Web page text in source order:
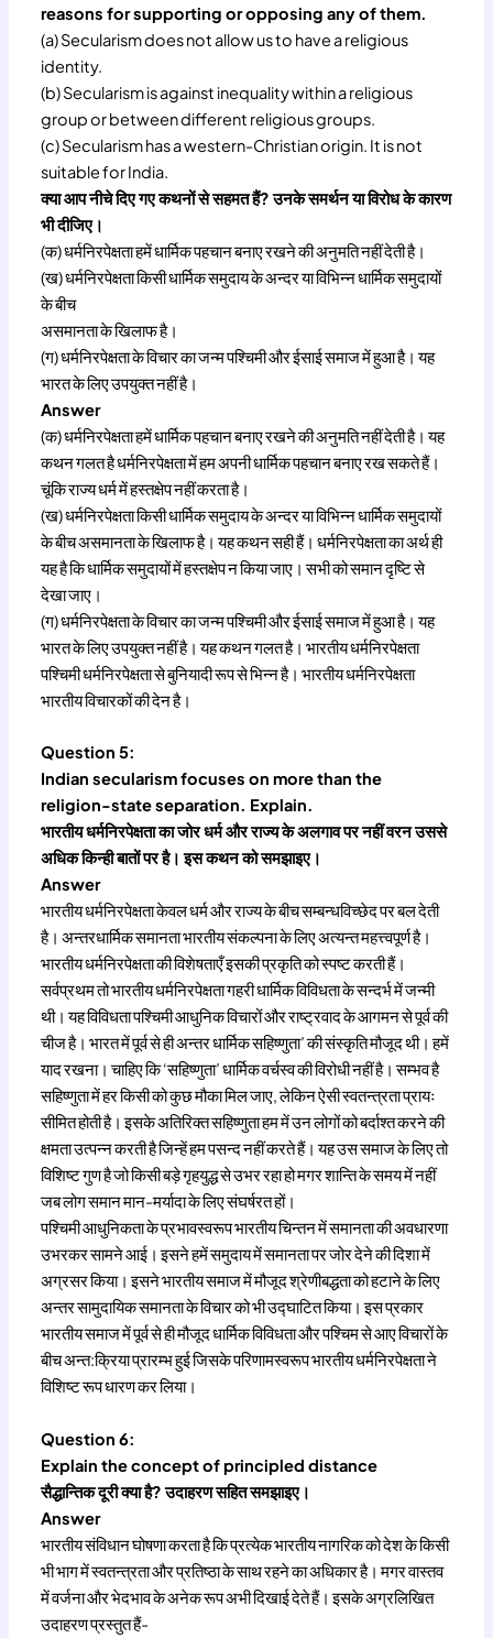
reasons for supporting or opposing any of them.
(a) Secularism does not allow us to have a religious
identity.
(b) Secularism is against inequality within a religious
group or between different religious groups.
(c) Secularism has a western-Christian origin. It is not
suitable for India.
क्या आप नीचे दिए गए कथनों से सहमत हैं? उनके समर्थन या विरोध के कारण
भी दीजिए।
(क) धर्मनिरपेक्षता हमें धार्मिक पहचान बनाए रखने की अनुमति नहीं देती है।
(ख) धर्मनिरपेक्षता किसी धार्मिक समुदाय के अन्दर या विभिन्न धार्मिक समुदायों
के बीच
असमानता के खिलाफ है।
(ग) धर्मनिरपेक्षता के विचार का जन्म पश्चिमी और ईसाई समाज में हुआ है। यह
भारत के लिए उपयुक्त नहीं है।
Answer
(क) धर्मनिरपेक्षता हमें धार्मिक पहचान बनाए रखने की अनुमति नहीं देती है। यह
कथन गलत है धर्मनिरपेक्षता में हम अपनी धार्मिक पहचान बनाए रख सकते हैं।
चूंकि राज्य धर्म में हस्तक्षेप नहीं करता है।
(ख) धर्मनिरपेक्षता किसी धार्मिक समुदाय के अन्दर या विभिन्न धार्मिक समुदायों
के बीच असमानता के खिलाफ है। यह कथन सही हैं। धर्मनिरपेक्षता का अर्थ ही
यह है कि धार्मिक समुदायों में हस्तक्षेप न किया जाए। सभी को समान दृष्टि से
देखा जाए।
(ग) धर्मनिरपेक्षता के विचार का जन्म पश्चिमी और ईसाई समाज में हुआ है। यह
भारत के लिए उपयुक्त नहीं है। यह कथन गलत है। भारतीय धर्मनिरपेक्षता
पश्चिमी धर्मनिरपेक्षता से बुनियादी रूप से भिन्न है। भारतीय धर्मनिरपेक्षता
भारतीय विचारकों की देन है।
Question 5:
Indian secularism focuses on more than the
religion-state separation. Explain.
भारतीय धर्मनिरपेक्षता का जोर धर्म और राज्य के अलगाव पर नहीं वरन उससे
अधिक किन्ही बातों पर है। इस कथन को समझाइए।
Answer
भारतीय धर्मनिरपेक्षता केवल धर्म और राज्य के बीच सम्बन्धविच्छेद पर बल देती
है। अन्तरधार्मिक समानता भारतीय संकल्पना के लिए अत्यन्त महत्त्वपूर्ण है।
भारतीय धर्मनिरपेक्षता की विशेषताएँ इसकी प्रकृति को स्पष्ट करती हैं।
सर्वप्रथम तो भारतीय धर्मनिरपेक्षता गहरी धार्मिक विविधता के सन्दर्भ में जन्मी
थी। यह विविधता पश्चिमी आधुनिक विचारों और राष्ट्रवाद के आगमन से पूर्व की
चीज है। भारत में पूर्व से ही अन्तर धार्मिक सहिष्णुता’ की संस्कृति मौजूद थी। हमें
याद रखना। चाहिए कि ‘सहिष्णुता’ धार्मिक वर्चस्व की विरोधी नहीं है। सम्भव है
सहिष्णुता में हर किसी को कुछ मौका मिल जाए, लेकिन ऐसी स्वतन्त्रता प्रायः
सीमित होती है। इसके अतिरिक्त सहिष्णुता हम में उन लोगों को बर्दाश्त करने की
क्षमता उत्पन्न करती है जिन्हें हम पसन्द नहीं करते हैं। यह उस समाज के लिए तो
विशिष्ट गुण है जो किसी बड़े गृहयुद्ध से उभर रहा हो मगर शान्ति के समय में नहीं
जब लोग समान मान-मर्यादा के लिए संघर्षरत हों।
पश्चिमी आधुनिकता के प्रभावस्वरूप भारतीय चिन्तन में समानता की अवधारणा
उभरकर सामने आई। इसने हमें समुदाय में समानता पर जोर देने की दिशा में
अग्रसर किया। इसने भारतीय समाज में मौजूद श्रेणीबद्धता को हटाने के लिए
अन्तर सामुदायिक समानता के विचार को भी उद्घाटित किया। इस प्रकार
भारतीय समाज में पूर्व से ही मौजूद धार्मिक विविधता और पश्चिम से आए विचारों के
बीच अन्त:क्रिया प्रारम्भ हुई जिसके परिणामस्वरूप भारतीय धर्मनिरपेक्षता ने
विशिष्ट रूप धारण कर लिया।
Question 6:
Explain the concept of principled distance
सैद्धान्तिक दूरी क्या है? उदाहरण सहित समझाइए।
Answer
भारतीय संविधान घोषणा करता है कि प्रत्येक भारतीय नागरिक को देश के किसी
भी भाग में स्वतन्त्रता और प्रतिष्ठा के साथ रहने का अधिकार है। मगर वास्तव
में वर्जना और भेदभाव के अनेक रूप अभी दिखाई देते हैं। इसके अग्रलिखित
उदाहरण प्रस्तुत हैं-